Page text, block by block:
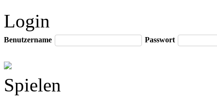
Login
Benutzername Passwort
Spielen